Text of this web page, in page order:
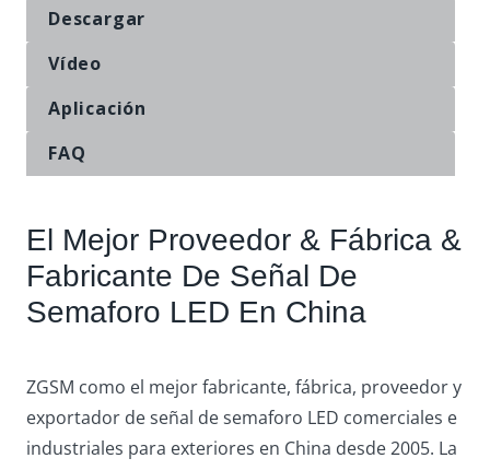
Descargar
Vídeo
Aplicación
FAQ
El Mejor Proveedor & Fábrica &
Fabricante De Señal De
Semaforo LED En China
ZGSM como el mejor fabricante, fábrica, proveedor y
exportador de señal de semaforo LED comerciales e
industriales para exteriores en China desde 2005. La